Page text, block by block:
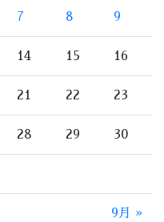
7 8 9
14 15 16
21 22 23
28 29 30
9月 »